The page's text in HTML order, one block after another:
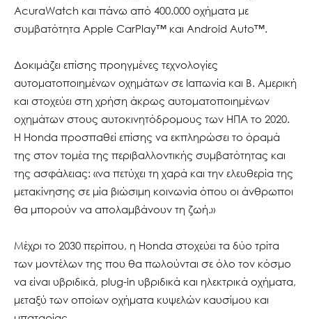
AcuraWatch και πάνω από 400.000 οχήματα με
συμβατότητα Apple CarPlay™ και Android Auto™.
Δοκιμάζει επίσης προηγμένες τεχνολογίες
αυτοματοποιημένων οχημάτων σε Ιαπωνία και Β. Αμερική
και στοχεύει στη χρήση άκρως αυτοματοποιημένων
οχημάτων στους αυτοκινητόδρομους των ΗΠΑ το 2020.
Η Honda προσπαθεί επίσης να εκπληρώσει το όραμά
της στον τομέα της περιβαλλοντικής συμβατότητας και
της ασφάλειας: «να πετύχει τη χαρά και την ελευθερία της
μετακίνησης σε μία βιώσιμη κοινωνία όπου οι άνθρωποι
θα μπορούν να απολαμβάνουν τη ζωή.»
Μέχρι το 2030 περίπου, η Honda στοχεύει τα δύο τρίτα
των μοντέλων της που θα πωλούνται σε όλο τον κόσμο
να είναι υβριδικά, plug-in υβριδικά και ηλεκτρικά οχήματα,
μεταξύ των οποίων οχήματα κυψελών καυσίμου και